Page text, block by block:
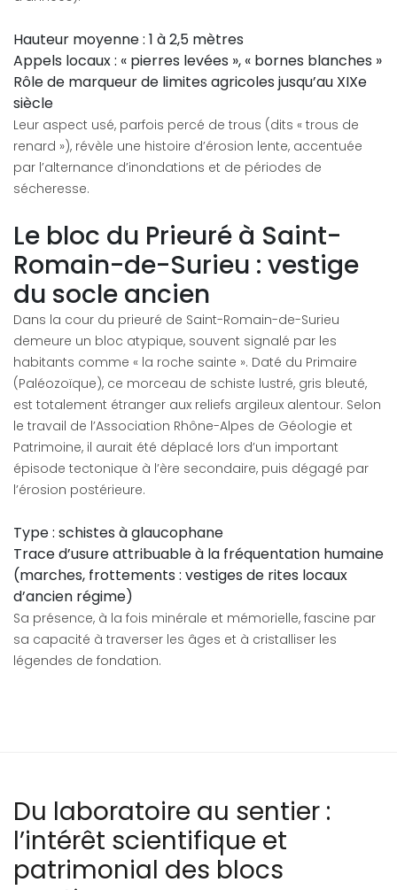
Hauteur moyenne : 1 à 2,5 mètres
Appels locaux : « pierres levées », « bornes blanches »
Rôle de marqueur de limites agricoles jusqu’au XIXe
siècle
Leur aspect usé, parfois percé de trous (dits « trous de
renard »), révèle une histoire d’érosion lente, accentuée
par l’alternance d’inondations et de périodes de
sécheresse.
Le bloc du Prieuré à Saint-
Romain-de-Surieu : vestige
du socle ancien
Dans la cour du prieuré de Saint-Romain-de-Surieu
demeure un bloc atypique, souvent signalé par les
habitants comme « la roche sainte ». Daté du Primaire
(Paléozoïque), ce morceau de schiste lustré, gris bleuté,
est totalement étranger aux reliefs argileux alentour. Selon
le travail de l’Association Rhône-Alpes de Géologie et
Patrimoine, il aurait été déplacé lors d’un important
épisode tectonique à l’ère secondaire, puis dégagé par
l’érosion postérieure.
Type : schistes à glaucophane
Trace d’usure attribuable à la fréquentation humaine
(marches, frottements : vestiges de rites locaux
d’ancien régime)
Sa présence, à la fois minérale et mémorielle, fascine par
sa capacité à traverser les âges et à cristalliser les
légendes de fondation.
Du laboratoire au sentier :
l’intérêt scientifique et
patrimonial des blocs